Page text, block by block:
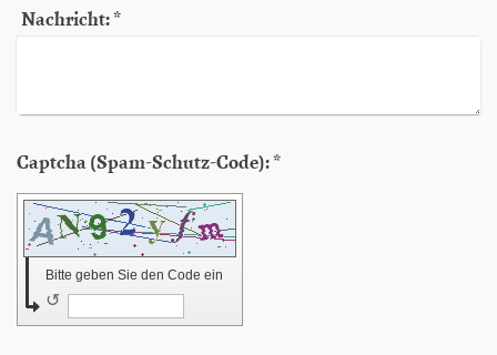
Nachricht:*
Captcha (Spam-Schutz-Code): *
Bitte geben Sie den Code ein
↺